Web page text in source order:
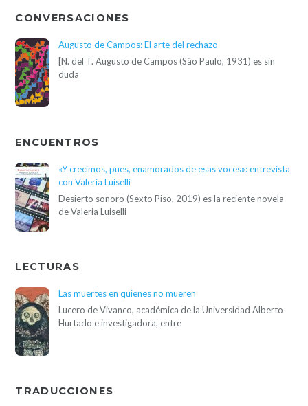
CONVERSACIONES
Augusto de Campos: El arte del rechazo
[N. del T. Augusto de Campos (São Paulo, 1931) es sin
duda
ENCUENTROS
«Y crecimos, pues, enamorados de esas voces»: entrevista
con Valeria Luiselli
Desierto sonoro (Sexto Piso, 2019) es la reciente novela
de Valeria Luiselli
LECTURAS
Las muertes en quienes no mueren
Lucero de Vivanco, académica de la Universidad Alberto
Hurtado e investigadora, entre
TRADUCCIONES